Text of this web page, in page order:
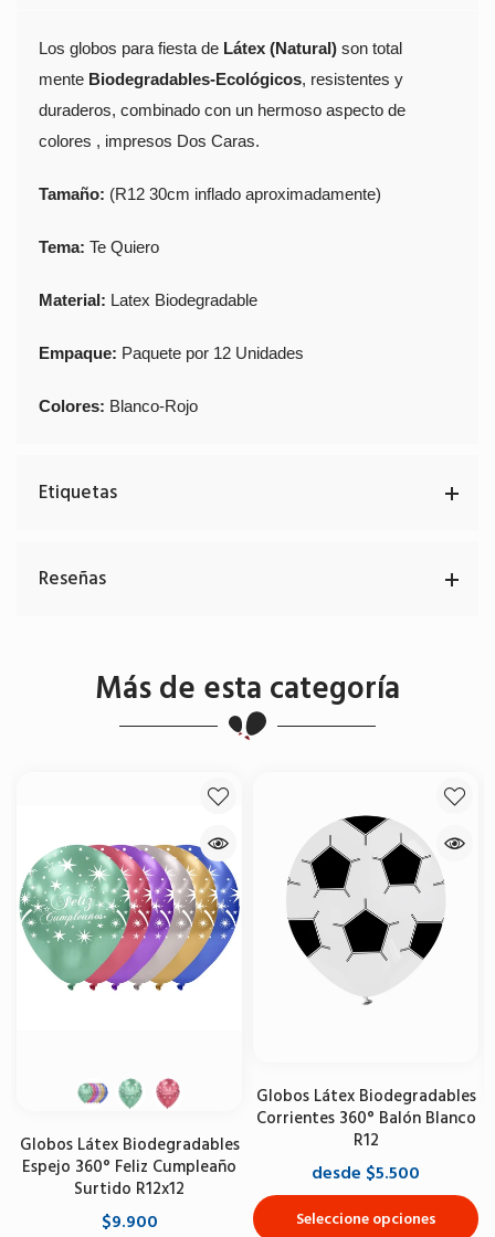
Los globos para fiesta de Látex (Natural) son total
mente Biodegradables-Ecológicos, resistentes y
duraderos, combinado con un hermoso aspecto de
colores , impresos Dos Caras.
Tamaño: (R12 30cm inflado aproximadamente)
Tema: Te Quiero
Material: Latex Biodegradable
Empaque: Paquete por 12 Unidades
Colores: Blanco-Rojo
Etiquetas
Reseñas
Más de esta categoría
Globos Látex Biodegradables
Espejo 360° Feliz Cumpleaño
Surtido R12x12
$9.900
Globos Látex Biodegradables
Corrientes 360° Balón Blanco
R12
desde $5.500
Seleccione opciones